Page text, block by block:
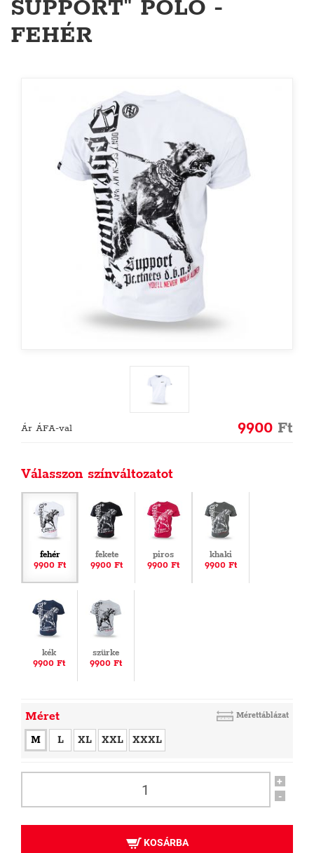
SUPPORT" PÓLÓ -
FEHÉR
Ár ÁFA-val 9900 Ft
Válasszon színváltozatot
fehér
9900 Ft
fekete
9900 Ft
piros
9900 Ft
khaki
9900 Ft
kék
9900 Ft
szürke
9900 Ft
Méret Mérettáblázat
M L XL XXL XXXL
+
-
KOSÁRBA